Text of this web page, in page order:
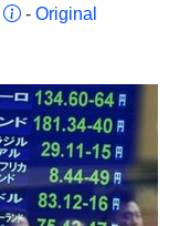
- Original